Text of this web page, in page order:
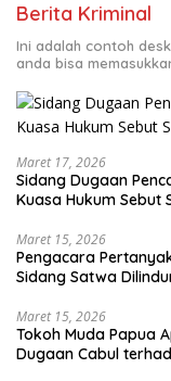
Berita Kriminal
Ini adalah contoh
anda bisa
Maret 17, 2026
Sidang Dugaan
Kuasa Hukum Sebut
Maret 15, 2026
Pengacara
Sidang Satwa
Maret 15, 2026
Tokoh Muda Papua
Dugaan Cabul